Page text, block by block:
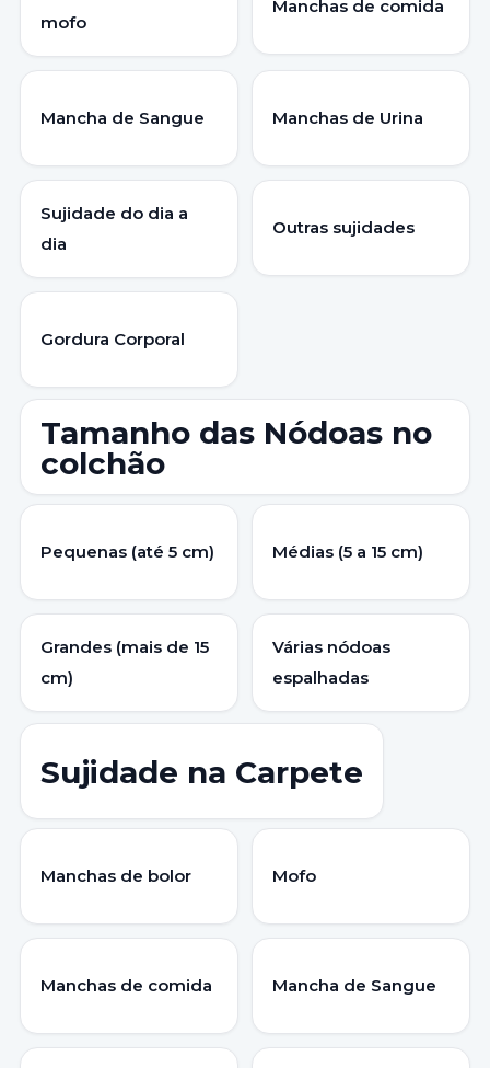
mofo
Manchas de comida
Mancha de Sangue Manchas de Urina
Sujidade do dia a
dia
Outras sujidades
Gordura Corporal
Tamanho das Nódoas no
colchão
Pequenas (até 5 cm) Médias (5 a 15 cm)
Grandes (mais de 15
cm)
Várias nódoas
espalhadas
Sujidade na Carpete
Manchas de bolor Mofo
Manchas de comida Mancha de Sangue